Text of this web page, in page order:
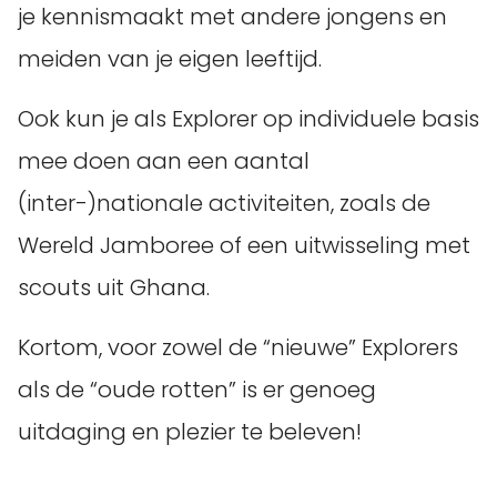
je kennismaakt met andere jongens en
meiden van je eigen leeftijd.
Ook kun je als Explorer op individuele basis
mee doen aan een aantal
(inter-)nationale activiteiten, zoals de
Wereld Jamboree of een uitwisseling met
scouts uit Ghana.
Kortom, voor zowel de “nieuwe” Explorers
als de “oude rotten” is er genoeg
uitdaging en plezier te beleven!